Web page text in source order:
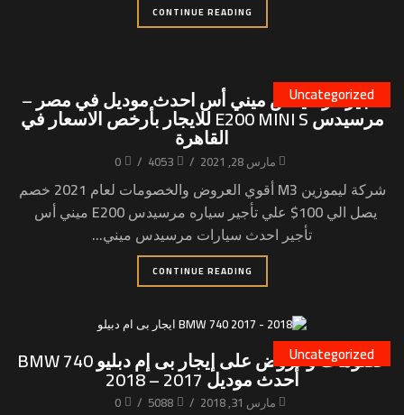
CONTINUE READING
Uncategorized
تأجير مرسيدس ميني أس احدث موديل في مصر –
مرسيدس E200 MINI S للايجار بأرخص الاسعار في
القاهرة
مارس 28, 2021 /
4053
/
0
شركة ليموزين M3 أقوي العروض والخصومات لعام 2021 خصم
يصل الي 100$ علي تأجير سياره مرسيدس E200 ميني أس
تأجير احدث سيارات مرسيدس ميني...
CONTINUE READING
Uncategorized خصومات وعروض على إيجار بى إم دبليو BMW 740
أحدث موديل 2017 – 2018
مارس 31, 2018 /
5088
/
0